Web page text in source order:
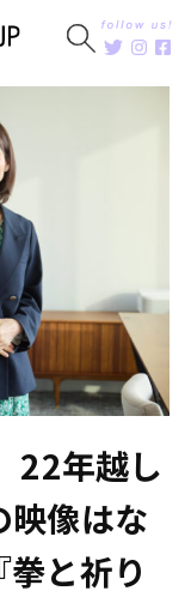
22年越し
映像はな
と祈り